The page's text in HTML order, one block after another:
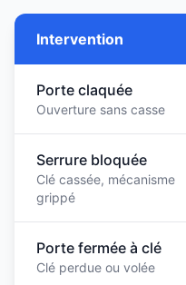
Intervention
Porte claquée
Ouverture sans casse
Serrure bloquée
Clé cassée, mécanisme
grippé
Porte fermée à clé
Clé perdue ou volée